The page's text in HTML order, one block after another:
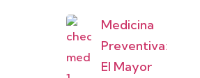
Medicina
Preventiva:
El Mayor